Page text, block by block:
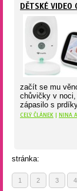
DĚTSKÉ VIDEO
začít se mu
chůvičky v
zápasilo s
CELÝ ČLÁNEK | NINA
stránka:
1 2 3 4